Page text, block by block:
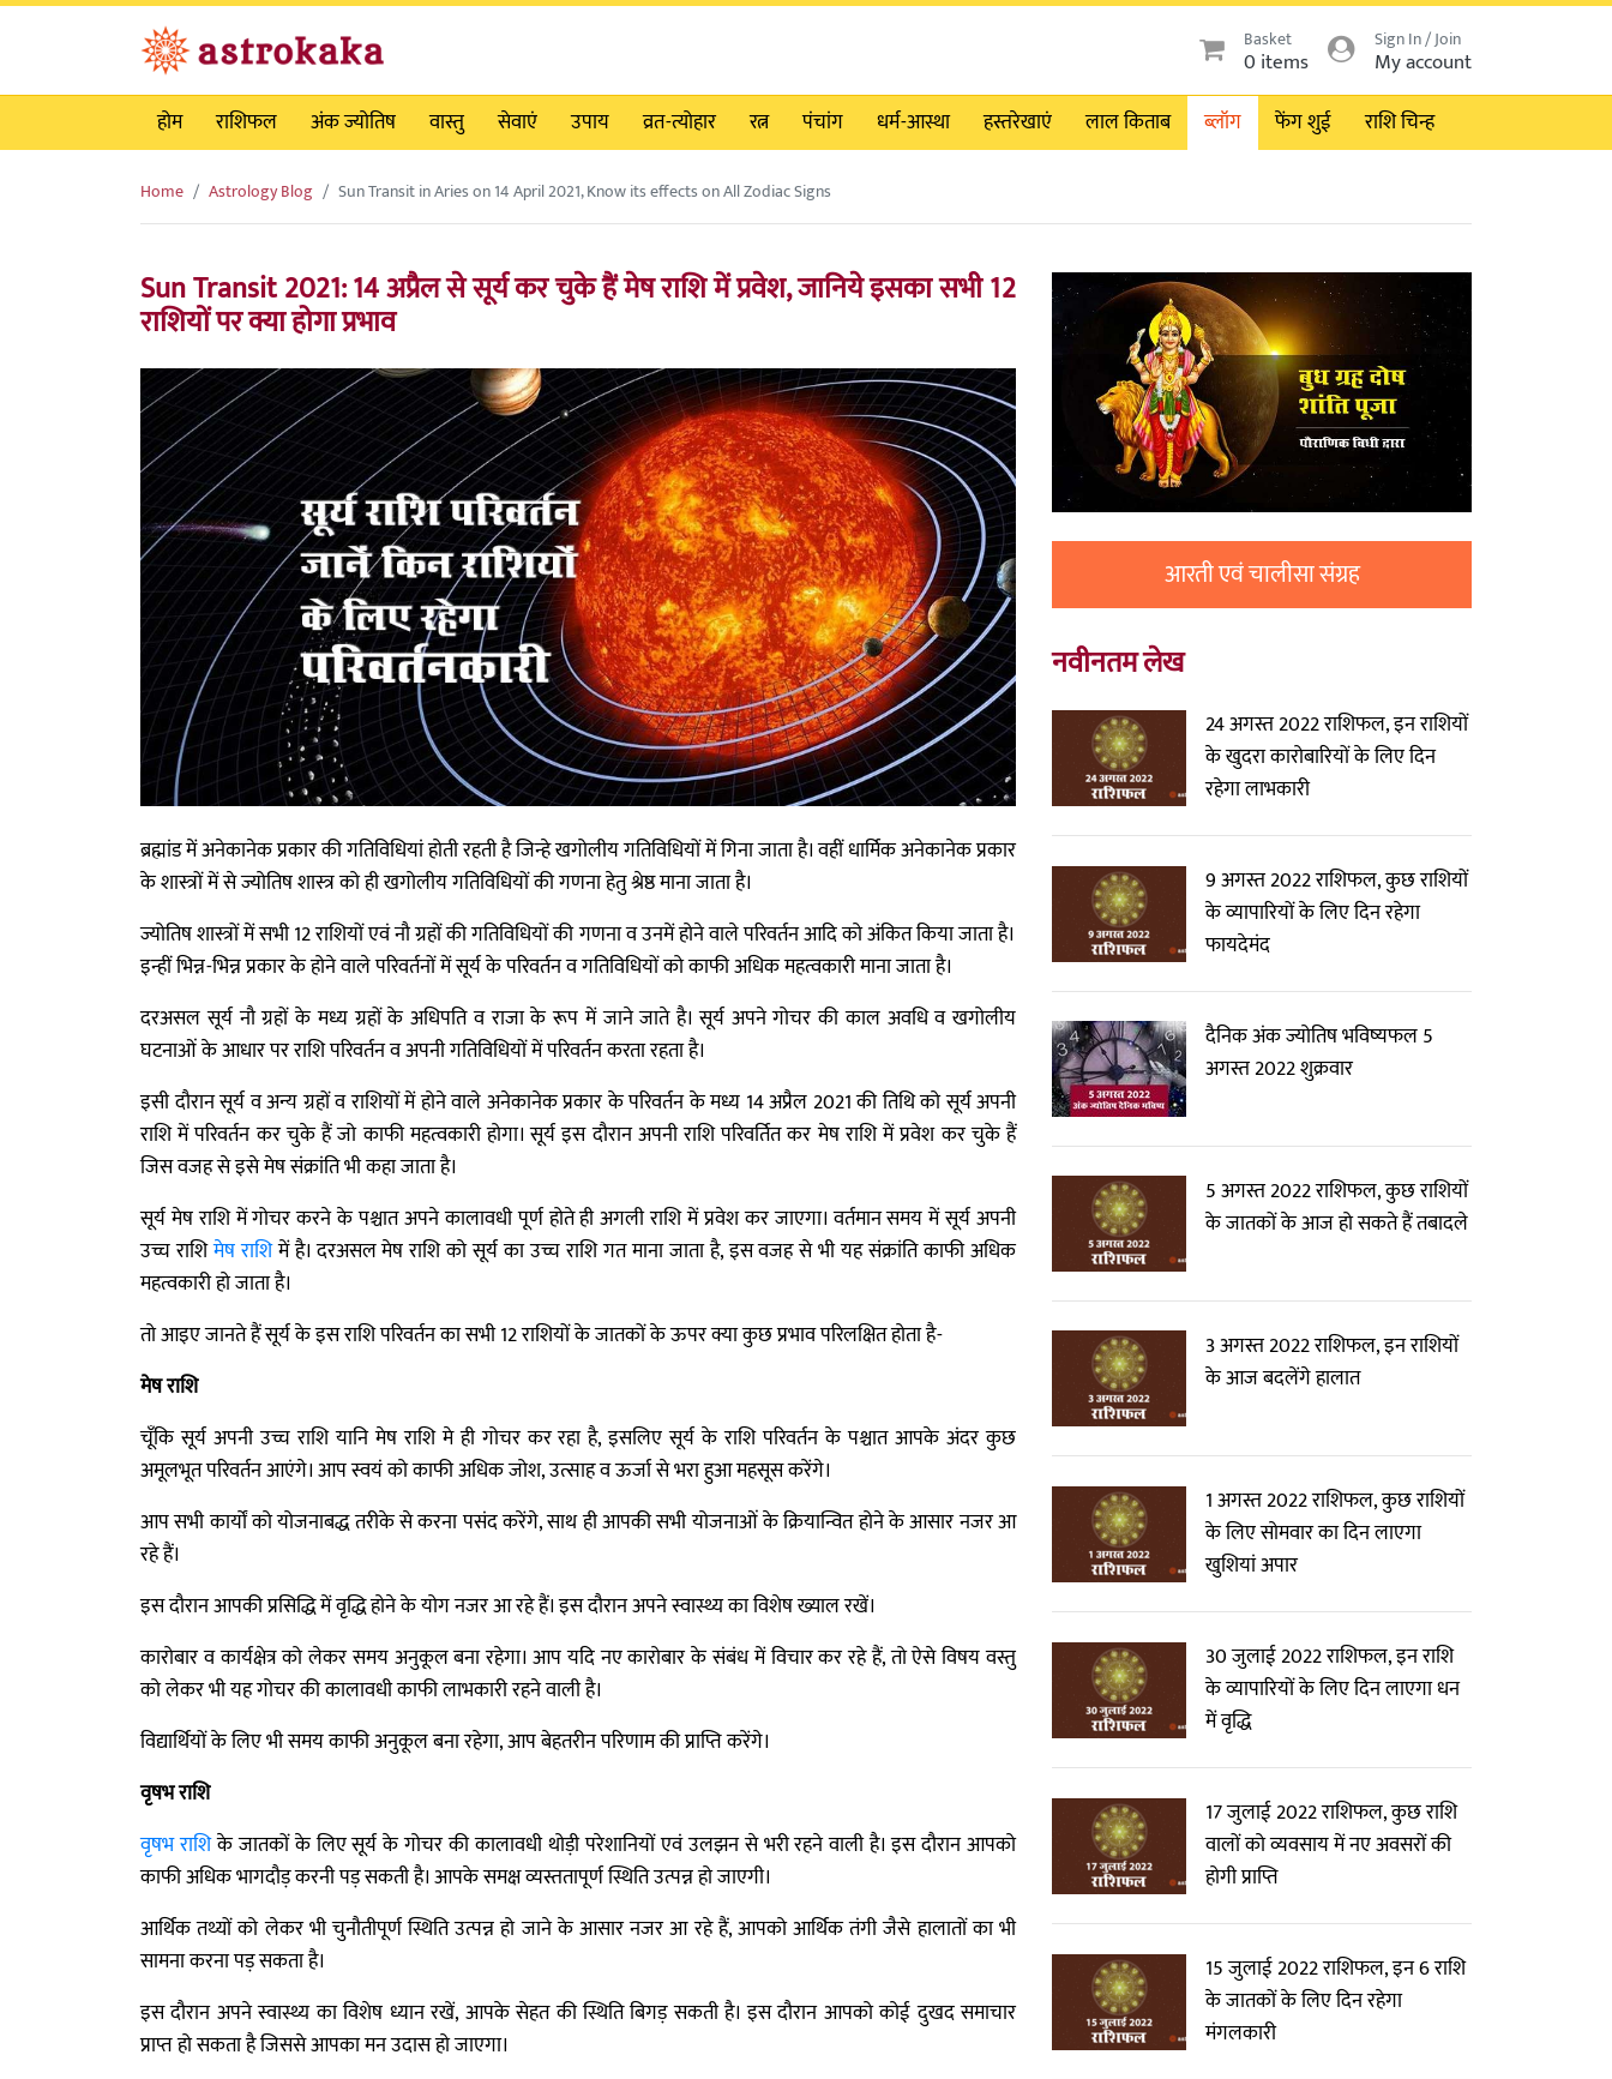
Basket
0 items
Sign In / Join
My account
होम
राशिफल अंक ज्योतिष वास्तु सेवाएं उपाय व्रत-त्योहार रत्न पंचांग धर्म-आस्था हस्तरेखाएं लाल किताब ब्लॉग फेंग शुई राशि चिन्ह
Home Astrology Blog Sun Transit in Aries on 14 April 2021, Know its effects on All Zodiac Signs
Sun Transit 2021: 14 अप्रैल से सूर्य कर चुके हैं मेष राशि में प्रवेश, जानिये इसका सभी 12
राशियों पर क्या होगा प्रभाव
ब्रह्मांड में अनेकानेक प्रकार की गतिविधियां होती रहती है जिन्हे खगोलीय गतिविधियों में गिना जाता है। वहीं धार्मिक अनेकानेक प्रकार
के शास्त्रों में से ज्योतिष शास्त्र को ही खगोलीय गतिविधियों की गणना हेतु श्रेष्ठ माना जाता है।
ज्योतिष शास्त्रों में सभी 12 राशियों एवं नौ ग्रहों की गतिविधियों की गणना व उनमें होने वाले परिवर्तन आदि को अंकित किया जाता है।
इन्हीं भिन्न-भिन्न प्रकार के होने वाले परिवर्तनों में सूर्य के परिवर्तन व गतिविधियों को काफी अधिक महत्वकारी माना जाता है।
दरअसल सूर्य नौ ग्रहों के मध्य ग्रहों के अधिपति व राजा के रूप में जाने जाते है। सूर्य अपने गोचर की काल अवधि व खगोलीय
घटनाओं के आधार पर राशि परिवर्तन व अपनी गतिविधियों में परिवर्तन करता रहता है।
इसी दौरान सूर्य व अन्य ग्रहों व राशियों में होने वाले अनेकानेक प्रकार के परिवर्तन के मध्य 14 अप्रैल 2021 की तिथि को सूर्य अपनी
राशि में परिवर्तन कर चुके हैं जो काफी महत्वकारी होगा। सूर्य इस दौरान अपनी राशि परिवर्तित कर मेष राशि में प्रवेश कर चुके हैं
जिस वजह से इसे मेष संक्रांति भी कहा जाता है।
सूर्य मेष राशि में गोचर करने के पश्चात अपने कालावधी पूर्ण होते ही अगली राशि में प्रवेश कर जाएगा। वर्तमान समय में सूर्य अपनी
उच्च राशिमेष राशिमें है। दरअसल मेष राशि को सूर्य का उच्च राशि गत माना जाता है, इस वजह से भी यह संक्रांति काफी अधिक
महत्वकारी हो जाता है।
तो आइए जानते हैं सूर्य के इस राशि परिवर्तन का सभी 12 राशियों के जातकों के ऊपर क्या कुछ प्रभाव परिलक्षित होता है-
मेष राशि
चूँकि सूर्य अपनी उच्च राशि यानि मेष राशि मे ही गोचर कर रहा है, इसलिए सूर्य के राशि परिवर्तन के पश्चात आपके अंदर कुछ
अमूलभूत परिवर्तन आएंगे। आप स्वयं को काफी अधिक जोश, उत्साह व ऊर्जा से भरा हुआ महसूस करेंगे।
आप सभी कार्यों को योजनाबद्ध तरीके से करना पसंद करेंगे, साथ ही आपकी सभी योजनाओं के क्रियान्वित होने के आसार नजर आ
रहे हैं।
इस दौरान आपकी प्रसिद्धि में वृद्धि होने के योग नजर आ रहे हैं। इस दौरान अपने स्वास्थ्य का विशेष ख्याल रखें।
कारोबार व कार्यक्षेत्र को लेकर समय अनुकूल बना रहेगा। आप यदि नए कारोबार के संबंध में विचार कर रहे हैं, तो ऐसे विषय वस्तु
को लेकर भी यह गोचर की कालावधी काफी लाभकारी रहने वाली है।
विद्यार्थियों के लिए भी समय काफी अनुकूल बना रहेगा, आप बेहतरीन परिणाम की प्राप्ति करेंगे।
वृषभ राशि
वृषभ राशिके जातकों के लिए सूर्य के गोचर की कालावधी थोड़ी परेशानियों एवं उलझन से भरी रहने वाली है। इस दौरान आपको
काफी अधिक भागदौड़ करनी पड़ सकती है। आपके समक्ष व्यस्ततापूर्ण स्थिति उत्पन्न हो जाएगी।
आर्थिक तथ्यों को लेकर भी चुनौतीपूर्ण स्थिति उत्पन्न हो जाने के आसार नजर आ रहे हैं, आपको आर्थिक तंगी जैसे हालातों का भी
सामना करना पड़ सकता है।
इस दौरान अपने स्वास्थ्य का विशेष ध्यान रखें, आपके सेहत की स्थिति बिगड़ सकती है। इस दौरान आपको कोई दुखद समाचार
प्राप्त हो सकता है जिससे आपका मन उदास हो जाएगा।
आरती एवं चालीसा संग्रह
नवीनतम लेख
24 अगस्त 2022 राशिफल, इन राशियों
के खुदरा कारोबारियों के लिए दिन
रहेगा लाभकारी
9 अगस्त 2022 राशिफल, कुछ राशियों
के व्यापारियों के लिए दिन रहेगा
फायदेमंद
दैनिक अंक ज्योतिष भविष्यफल 5
अगस्त 2022 शुक्रवार
5 अगस्त 2022 राशिफल, कुछ राशियों
के जातकों के आज हो सकते हैं तबादले
3 अगस्त 2022 राशिफल, इन राशियों
के आज बदलेंगे हालात
1 अगस्त 2022 राशिफल, कुछ राशियों
के लिए सोमवार का दिन लाएगा
खुशियां अपार
30 जुलाई 2022 राशिफल, इन राशि
के व्यापारियों के लिए दिन लाएगा धन
में वृद्धि
17 जुलाई 2022 राशिफल, कुछ राशि
वालों को व्यवसाय में नए अवसरों की
होगी प्राप्ति
15 जुलाई 2022 राशिफल, इन 6 राशि
के जातकों के लिए दिन रहेगा
मंगलकारी